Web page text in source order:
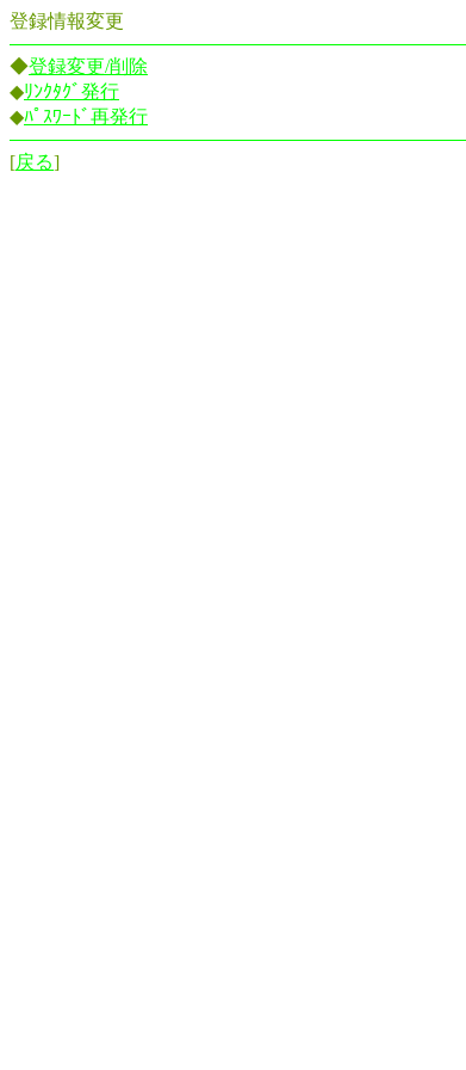
登録情報変更
◆登録変更/削除
◆ﾘﾝｸﾀｸﾞ発行
◆ﾊﾟｽﾜｰﾄﾞ再発行
[戻る]